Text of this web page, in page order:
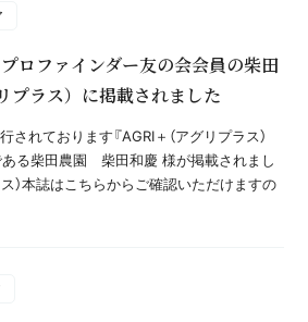
ロファインダー友の会会員の柴田
プラス）に掲載されました
れております『AGRI＋（アグリプラス）
ある柴田農園 柴田和慶 様が掲載されまし
）本誌はこちらからご確認いただけますの